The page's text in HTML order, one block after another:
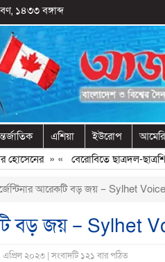
১৪৩৩ বঙ্গাব্দ
এশিয়া ইউরোপ
» «বেরোবিতে ছাত্রদল-
আরেকটি বড় জয় – Sylhet Voice
বড় জয় – Sylhet
২০২৩ | সংবাদটি ১২১ বার পঠিত